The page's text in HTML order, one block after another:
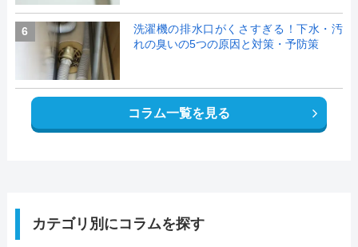
6
洗濯機の排水口がくさすぎる！下水・汚
れの臭いの5つの原因と対策・予防策
コラム一覧を見る
カテゴリ別にコラムを探す